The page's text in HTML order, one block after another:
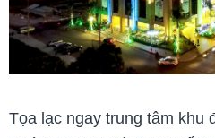
Tọa lạc ngay trung tâm khu